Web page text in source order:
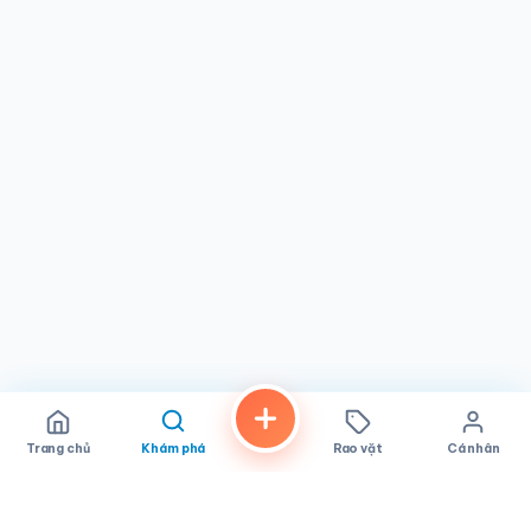
một trong những lựa chọn dễ tiếp cận nhất cho những ai
muốn thưởng thức đồ ăn Việt Nam trước khi các nhà hàng
khác mở cửa.
Trang chủ Khám phá Rao vặt Cá nhân